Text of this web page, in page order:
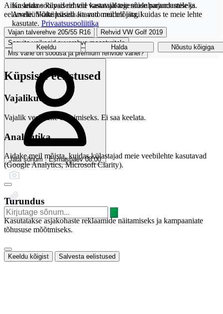
Aitan leida sobivad rehvid vastavalt teie sõiduharjumustele ja
eelarvele. Võite küsida ka auto mudeli järgi!
Vajan talverehve 205/55 R16
Rehvid VW Golf 2019
Soovita vaikseid suverehve maasturitele
Mis vahe on soodsa ja premium rehvide vahel?
Jäta sõnum · Esmaspäev 08:00
Kasutame küpsiseid teie kasutajakogemuse parandamiseks.
Analüütikaküpsised aitavad meil mõista, kuidas te meie lehte
kasutate. Privaatsuspoliitika
Keeldu Halda Nõustu kõigiga
Küpsiste eelistused
Vajalikud
Vajalik veebilehe toimimiseks. Ei saa keelata.
Analüütika
Aidake meil mõista, kuidas külastajad meie veebilehte kasutavad
(Google Analytics, Microsoft Clarity).
Turundus
Kasutatakse asjakohaste reklaamide näitamiseks ja kampaaniate
tõhususe mõõtmiseks.
Keeldu kõigist Salvesta eelistused